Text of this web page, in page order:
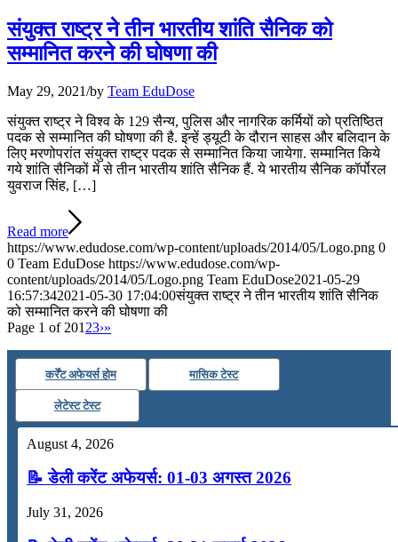
संयुक्त राष्ट्र ने तीन भारतीय शांति सैनिक को
सम्मानित करने की घोषणा की
May 29, 2021/by Team EduDose
संयुक्त राष्ट्र ने विश्व के 129 सैन्य, पुलिस और नागरिक कर्मियों को प्रतिष्ठित
पदक से सम्मानित की घोषणा की है. इन्हें ड्यूटी के दौरान साहस और बलिदान के
लिए मरणोपरांत संयुक्त राष्ट्र पदक से सम्मानित किया जायेगा. सम्मानित किये
गये शांति सैनिकों में से तीन भारतीय शांति सैनिक हैं. ये भारतीय सैनिक कॉर्पोरल
युवराज सिंह, […]
Read more
https://www.edudose.com/wp-content/uploads/2014/05/Logo.png 0
0 Team EduDose https://www.edudose.com/wp-
content/uploads/2014/05/Logo.png Team EduDose2021-05-29
16:57:342021-05-30 17:04:00संयुक्त राष्ट्र ने तीन भारतीय शांति सैनिक
को सम्मानित करने की घोषणा की
Page 1 of 201 23›»
कर्रेंट अफेयर्स होम मासिक टेस्ट
लेटेस्ट टेस्ट
August 4, 2026
📝 डेली करेंट अफेयर्स: 01-03 अगस्त 2026
July 31, 2026